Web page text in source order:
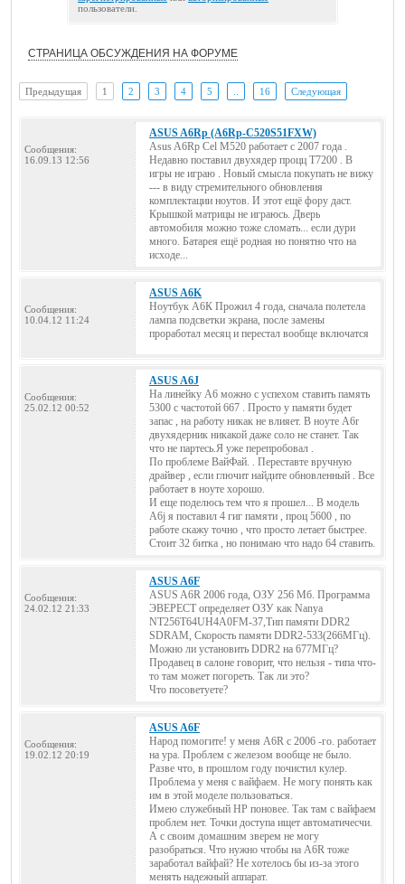
пользователи.
СТРАНИЦА ОБСУЖДЕНИЯ НА ФОРУМЕ
Предыдущая 1 2 3 4 5 16 Следующая
Сообщения:
16.09.13 12:56
ASUS A6Rp (A6Rp-C520S51FXW)
Asus A6Rp Cel M520 работает с 2007 года .
Недавно поставил двухядер процц Т7200 . В
игры не играю . Новый смысла покупать не вижу
--- в виду стремительного обновления
комплектации ноутов. И этот ещё фору даст.
Крышкой матрицы не играюсь. Дверь
автомобиля можно тоже сломать... если дури
много. Батарея ещё родная но понятно что на
исходе...
Сообщения:
10.04.12 11:24
ASUS A6K
Ноутбук А6К Прожил 4 года, сначала полетела
лампа подсветки экрана, после замены
проработал месяц и перестал вообще включатся
Сообщения:
25.02.12 00:52
ASUS A6J
На линейку А6 можно с успехом ставить память
5300 с частотой 667 . Просто у памяти будет
запас , на работу никак не влияет. В ноуте A6r
двухядерник никакой даже соло не станет. Так
что не партесь.Я уже перепробовал .
По проблеме ВайФай. . Переставте вручную
драйвер , если глючит найдите обновленный . Все
работает в ноуте хорошо.
И еще поделюсь тем что я прошел... В модель
A6j я поставил 4 гиг памяти , проц 5600 , по
работе скажу точно , что просто летает быстрее.
Стоит 32 битка , но понимаю что надо 64 ставить.
Сообщения:
24.02.12 21:33
ASUS A6F
ASUS A6R 2006 года, ОЗУ 256 Мб. Программа
ЭВЕРЕСТ определяет ОЗУ как Nanya
NT256T64UH4A0FM-37,Тип памяти DDR2
SDRAM, Скорость памяти DDR2-533(266МГц).
Можно ли установить DDR2 на 677МГц?
Продавец в салоне говорит, что нельзя - типа что-
то там может погореть. Так ли это?
Что посоветуете?
Сообщения:
19.02.12 20:19
ASUS A6F
Народ помогите! у меня А6R с 2006 -го. работает
на ура. Проблем с железом вообще не было.
Разве что, в прошлом году почистил кулер.
Проблема у меня с вайфаем. Не могу понять как
им в этой моделе пользоваться.
Имею служебный НР поновее. Так там с вайфаем
проблем нет. Точки доступа ищет автоматичесчи.
А с своим домашним зверем не могу
разобраться. Что нужно чтобы на А6R тоже
заработал вайфай? Не хотелось бы из-за этого
менять надежный аппарат.